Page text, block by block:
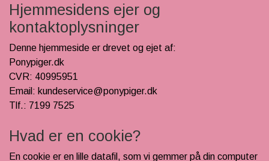
STRIGLER & TILBEHØR
UDSTYR & TILBEHØR
RYTTER
LEMIEUX TOY PONY
TIL HESTEPIGER
HESTEBAMSER
LEGETØJS HESTE
PONY
NEDSAT
Hjemmesidens ejer og
kontaktoplysninger
Denne hjemmeside er drevet og ejet af:
Ponypiger.dk
CVR: 40995951
Email: kundeservice@ponypiger.dk
Tlf.: 7199 7525
Hvad er en cookie?
En cookie er en lille datafil, som vi gemmer på din computer